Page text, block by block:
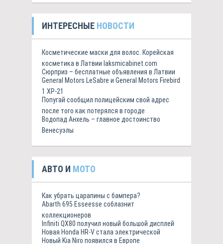
ИНТЕРЕСНЫЕ НОВОСТИ
Косметические маски для волос. Корейская
косметика в Латвии laksmicabinet.com
Сюрприз – бесплатные объявления в Латвии
General Motors LeSabre и General Motors Firebird
1 XP-21
Попугай сообщил полицейским свой адрес
после того как потерялся в городе
Водопад Анхель – главное достоинство
Венесуэлы
АВТО И МОТО
Как убрать царапины с бампера?
Abarth 695 Esseesse соблазнит
коллекционеров
Infiniti QX80 получил новый большой дисплей
Новая Honda HR-V стала электрической
Новый Kia Niro появился в Европе